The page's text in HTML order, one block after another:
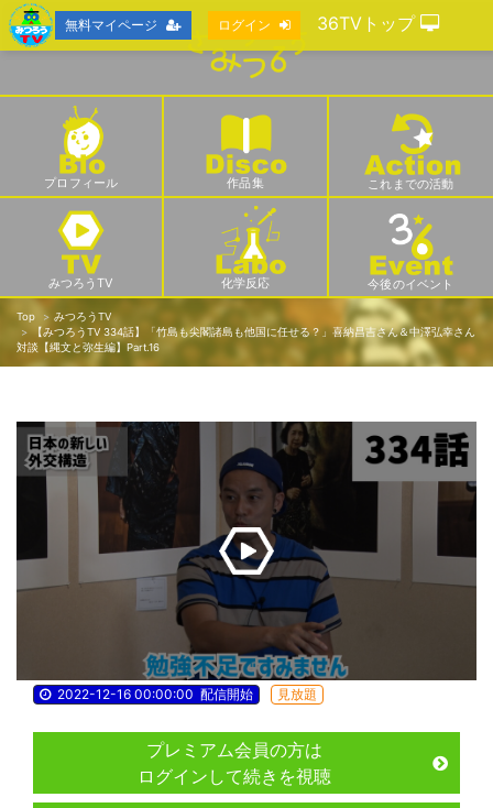
プロフィール 作品集 これまでの活動
みつろうTV 化学反応 今後のイベント
Top
みつろうTV
【みつろうTV 334話】「竹島も尖閣諸島も他国に任せる？」喜納昌吉さん＆中澤弘幸さん
対談【縄文と弥生編】Part.16
2022-12-16 00:00:00 配信開始 見放題
プレミアム会員の方は
ログインして続きを視聴
無料マイページ ログイン 36TVトップ